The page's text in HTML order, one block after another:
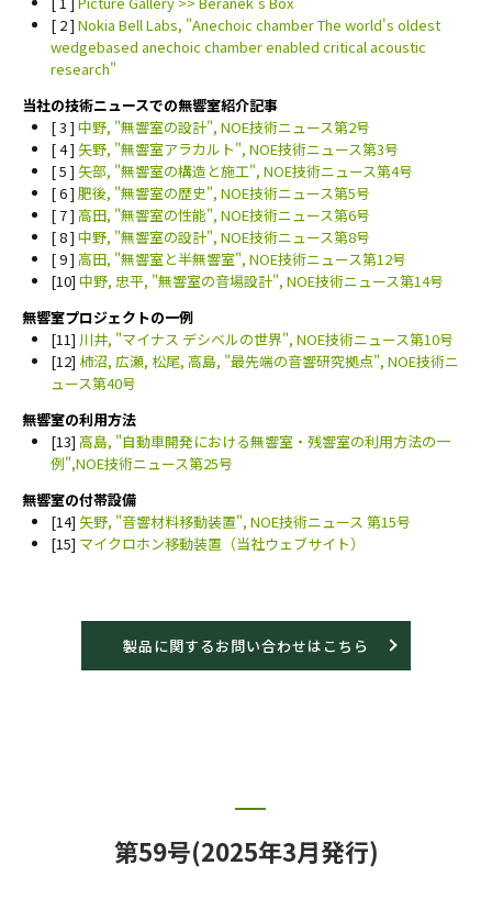
[ 2 ] Nokia Bell Labs, "Anechoic chamber The world's oldest
wedgebased anechoic chamber enabled critical acoustic
research"
当社の技術ニュースでの無響室紹介記事
[ 3 ] 中野, "無響室の設計", NOE技術ニュース第2号
[ 4 ] 矢野, "無響室アラカルト", NOE技術ニュース第3号
[ 5 ] 矢部, "無響室の構造と施工", NOE技術ニュース第4号
[ 6 ] 肥後, "無響室の歴史", NOE技術ニュース第5号
[ 7 ] 高田, "無響室の性能", NOE技術ニュース第6号
[ 8 ] 中野, "無響室の設計", NOE技術ニュース第8号
[ 9 ] 高田, "無響室と半無響室", NOE技術ニュース第12号
[10] 中野, 忠平, "無響室の音場設計", NOE技術ニュース第14号
無響室プロジェクトの一例
[11] 川井, "マイナス デシベルの世界", NOE技術ニュース第10号
[12] 柿沼, 広瀬, 松尾, 高島, "最先端の音響研究拠点", NOE技術ニ
ュース第40号
無響室の利用方法
[13] 高島, "自動車開発における無響室・残響室の利用方法の一
例",NOE技術ニュース第25号
無響室の付帯設備
[14] 矢野, "音響材料移動装置", NOE技術ニュース 第15号
[15] マイクロホン移動装置（当社ウェブサイト）
製品に関するお問い合わせはこちら
第59号(2025年3月発行)